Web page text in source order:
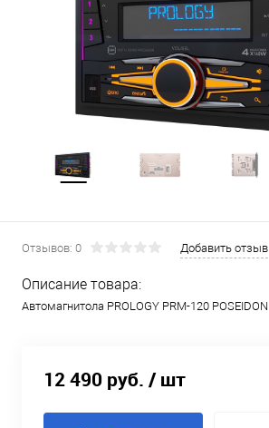
Отзывов: 0 Добавить отзыв
Описание товара:
Автомагнитола PROLOGY PRM-120 POSEIDON
12 490 руб. / шт